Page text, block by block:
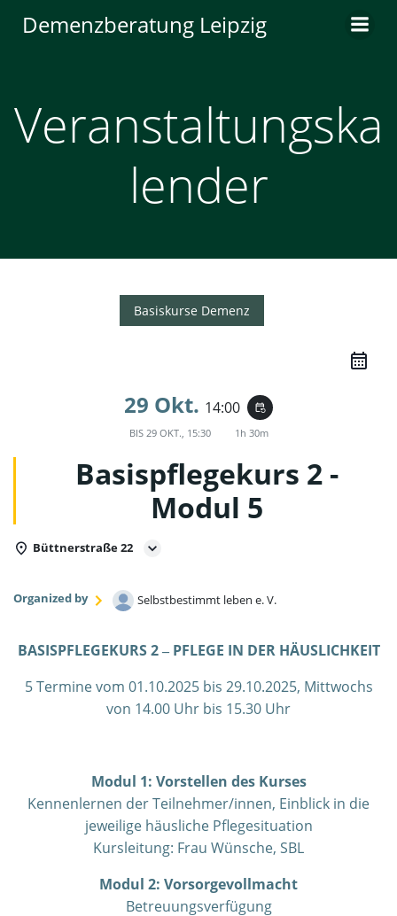
Inhalt
Demenzberatung Leipzig
Veranstaltungska
lender
Basiskurse Demenz
29 Okt. 14:00 event_repeat
BIS 29 OKT., 15:30 1h 30m
Basispflegekurs 2 -
Modul 5
Büttnerstraße 22
Organized by Selbstbestimmt leben e. V.
BASISPFLEGEKURS 2 ‒ PFLEGE IN DER HÄUSLICHKEIT
5 Termine vom 01.10.2025 bis 29.10.2025, Mittwochs
von 14.00 Uhr bis 15.30 Uhr
Modul 1: Vorstellen des Kurses
Kennenlernen der Teilnehmer/innen, Einblick in die
jeweilige häusliche Pflegesituation
Kursleitung: Frau Wünsche, SBL
Modul 2: Vorsorgevollmacht
Betreuungsverfügung